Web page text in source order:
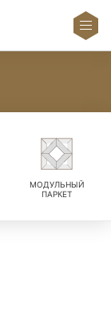
МОДУЛЬНЫЙ
ПАРКЕТ